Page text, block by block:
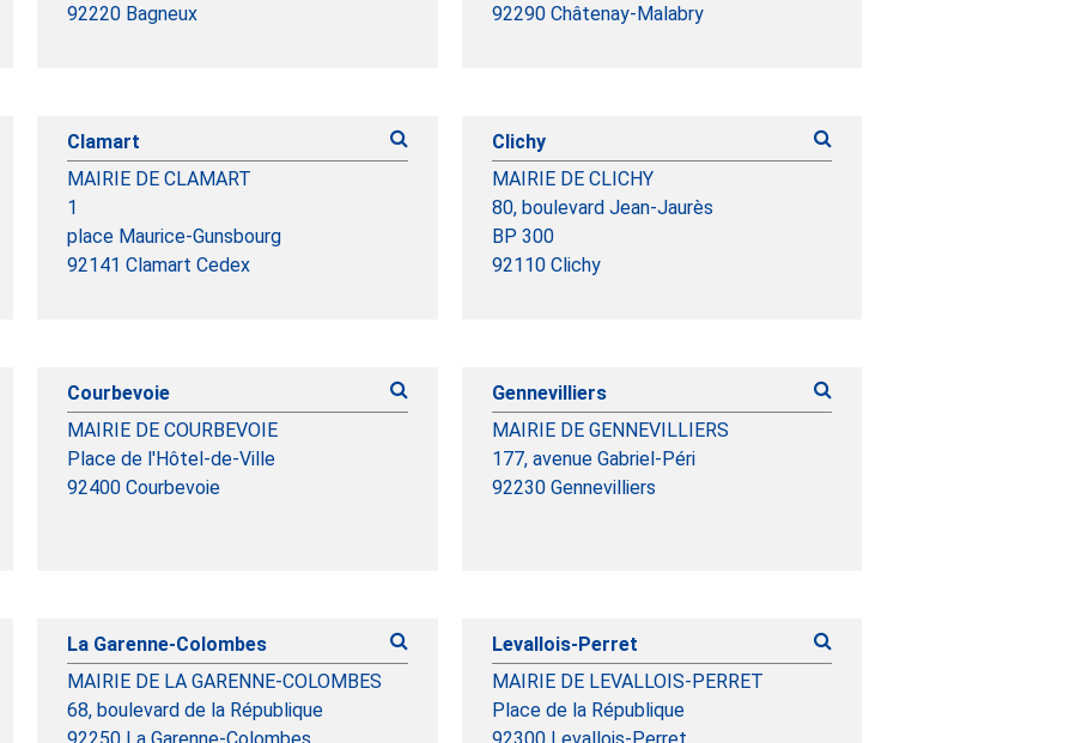
92220 Bagneux
92290 Châtenay-Malabry
Clamart
MAIRIE DE CLAMART
1
place Maurice-Gunsbourg
92141 Clamart Cedex
Clichy
MAIRIE DE CLICHY
80, boulevard Jean-Jaurès
BP 300
92110 Clichy
Courbevoie
MAIRIE DE COURBEVOIE
Place de l'Hôtel-de-Ville
92400 Courbevoie
Gennevilliers
MAIRIE DE GENNEVILLIERS
177, avenue Gabriel-Péri
92230 Gennevilliers
La Garenne-Colombes
MAIRIE DE LA GARENNE-COLOMBES
68, boulevard de la République
Levallois-Perret
MAIRIE DE LEVALLOIS-PERRET
Place de la République